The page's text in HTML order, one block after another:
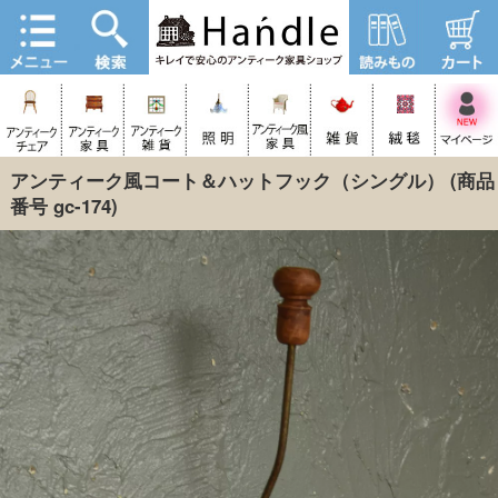
アンティーク風コート＆ハットフック（シングル）
(商品
番号 gc-174)